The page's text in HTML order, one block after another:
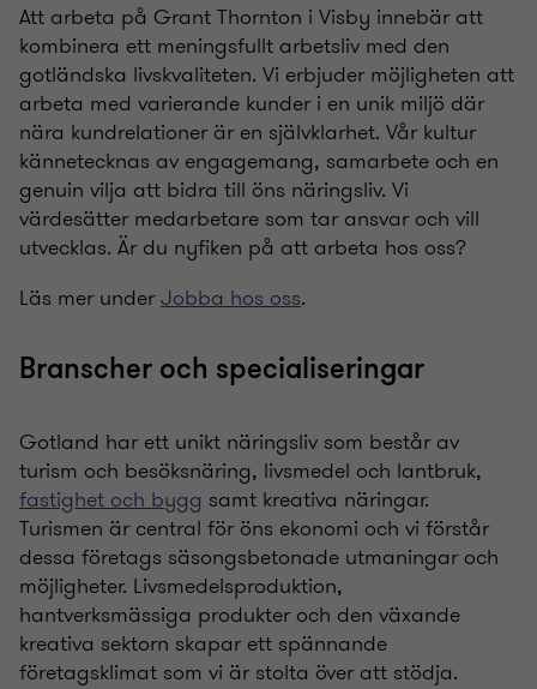
Att arbeta på Grant Thornton i Visby innebär att
kombinera ett meningsfullt arbetsliv med den
gotländska livskvaliteten. Vi erbjuder möjligheten att
arbeta med varierande kunder i en unik miljö där
nära kundrelationer är en självklarhet. Vår kultur
kännetecknas av engagemang, samarbete och en
genuin vilja att bidra till öns näringsliv. Vi
värdesätter medarbetare som tar ansvar och vill
utvecklas. Är du nyfiken på att arbeta hos oss?
Läs mer underJobba hos oss.
Branscher och specialiseringar
Gotland har ett unikt näringsliv som består av
turism och besöksnäring, livsmedel och lantbruk,
fastighet och bygg samt kreativa näringar.
Turismen är central för öns ekonomi och vi förstår
dessa företags säsongsbetonade utmaningar och
möjligheter. Livsmedelsproduktion,
hantverksmässiga produkter och den växande
kreativa sektorn skapar ett spännande
företagsklimat som vi är stolta över att stödja.